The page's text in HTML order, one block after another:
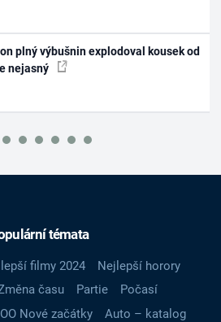
plný výbušnin explodoval kousek od
nejasný
témata
filmy 2024
Nejlepší horory
času Partie
Počasí
Nové začátky
Auto – katalog